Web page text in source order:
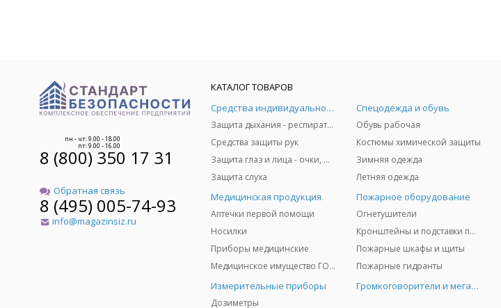
пн - чт: 9.00 - 18.00
пт: 9.00 - 16.00
8 (800) 350 17 31
Обратная связь
8 (495) 005-74-93
info@magazinsiz.ru
КАТАЛОГ ТОВАРОВ
Средства индивидуальной защиты
Защита дыхания - респираторы, противогазы, фильтры, дозиметры
Средства защиты рук
Защита глаз и лица - очки, щитки
Защита слуха
Спецодежда и обувь
Обувь рабочая
Костюмы химической защиты
Зимняя одежда
Летняя одежда
Медицинская продукция
Аптечки первой помощи
Носилки
Приборы медицинские
Медицинское имущество ГО и ЧС
Пожарное оборудование
Огнетушители
Кронштейны и подставки под огнетушители
Пожарные шкафы и щиты
Пожарные гидранты
Измерительные приборы
Дозиметры
Громкоговорители и мегафоны